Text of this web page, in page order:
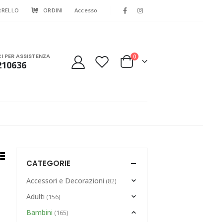
ORDINI Accesso
PER ASSISTENZA 0
CATEGORIE
Accessori e Decorazioni (82)
Adulti (156)
Bambini (165)